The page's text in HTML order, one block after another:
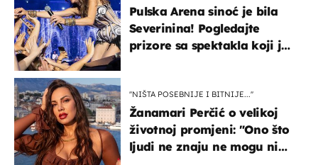
Pulska Arena sinoć je bila
Severinina! Pogledajte
prizore sa spektakla koji je
''NIŠTA POSEBNIJE I BITNIJE...''
Žanamari Perčić o velikoj
životnoj promjeni: "Ono što
ljudi ne znaju ne mogu ni